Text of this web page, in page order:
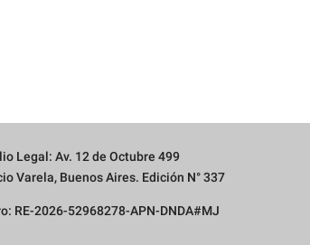
Legal: Av. 12 de Octubre 499
Varela, Buenos Aires. Edición N° 337
RE-2026-52968278-APN-DNDA#MJ